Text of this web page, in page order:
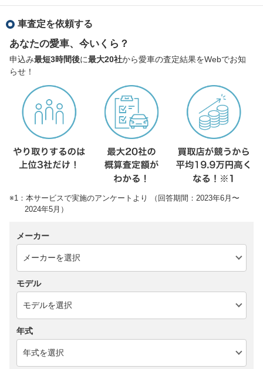
車査定を依頼する
あなたの愛車、今いくら？
申込み最短3時間後に最大20社から愛車の査定結果をWebでお知
らせ！
※1：本サービスで実施のアンケートより （回答期間：2023年6月〜
2024年5月）
メーカー
モデル
年式